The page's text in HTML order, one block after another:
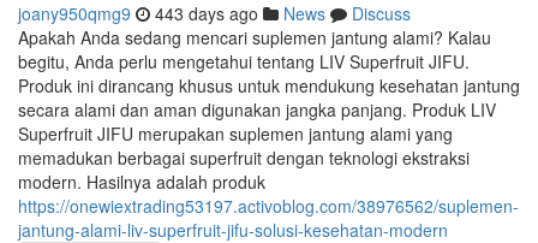
joany950qmg9 443 days ago News
Discuss
Apakah Anda sedang mencari suplemen jantung alami? Kalau
begitu, Anda perlu mengetahui tentang LIV Superfruit JIFU.
Produk ini dirancang khusus untuk mendukung kesehatan jantung
secara alami dan aman digunakan jangka panjang. Produk LIV
Superfruit JIFU merupakan suplemen jantung alami yang
memadukan berbagai superfruit dengan teknologi ekstraksi
modern. Hasilnya adalah produk
https://onewiextrading53197.activoblog.com/38976562/suplemen-
jantung-alami-liv-superfruit-jifu-solusi-kesehatan-modern